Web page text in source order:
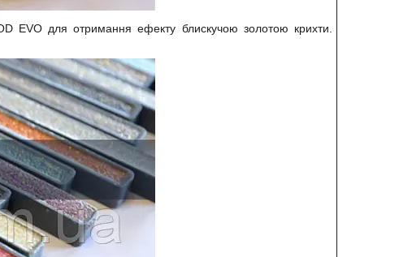
EVO для отримання ефекту блискучою золотою крихти.